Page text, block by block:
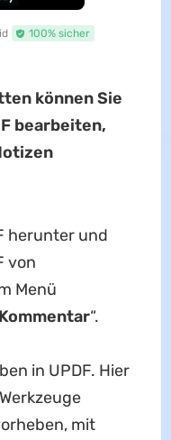
100% sicher
können Sie
bearbeiten,
herunter und
von
Menü
Kommentar“.
in UPDF. Hier
mit